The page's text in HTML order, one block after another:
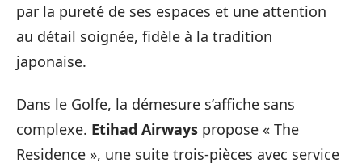
par la pureté de ses espaces et une attention
au détail soignée, fidèle à la tradition
japonaise.
Dans le Golfe, la démesure s’affiche sans
complexe. Etihad Airways propose « The
Residence », une suite trois-pièces avec service